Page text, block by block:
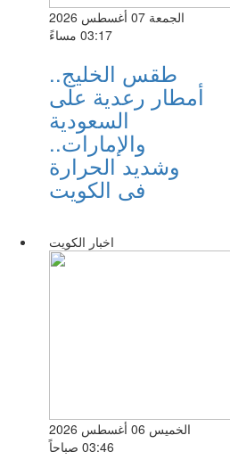
الجمعة 07 أغسطس 2026
03:17 مساءً
طقس الخليج..
أمطار رعدية على
السعودية
والإمارات..
وشديد الحرارة
فى الكويت
اخبار الكويت
الخميس 06 أغسطس 2026
03:46 صباحاً